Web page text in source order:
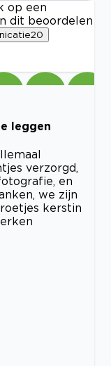
op een
dit beoordelen
20
leggen
verzorgd,
en
we zijn
kerstin